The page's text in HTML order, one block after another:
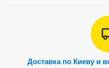
Доставка по Киеву и